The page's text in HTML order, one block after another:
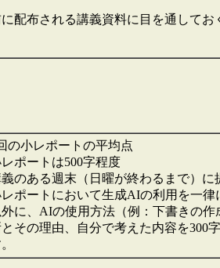
配布される講義資料に目を通して
の小レポートの平均点
レポートは500字程度
義のある週末（日曜が終わるまで）に
レポートにおいて生成AIの利用を一
外に、AIの使用方法（例：下書きの
その理由、自分で考えた内容を300